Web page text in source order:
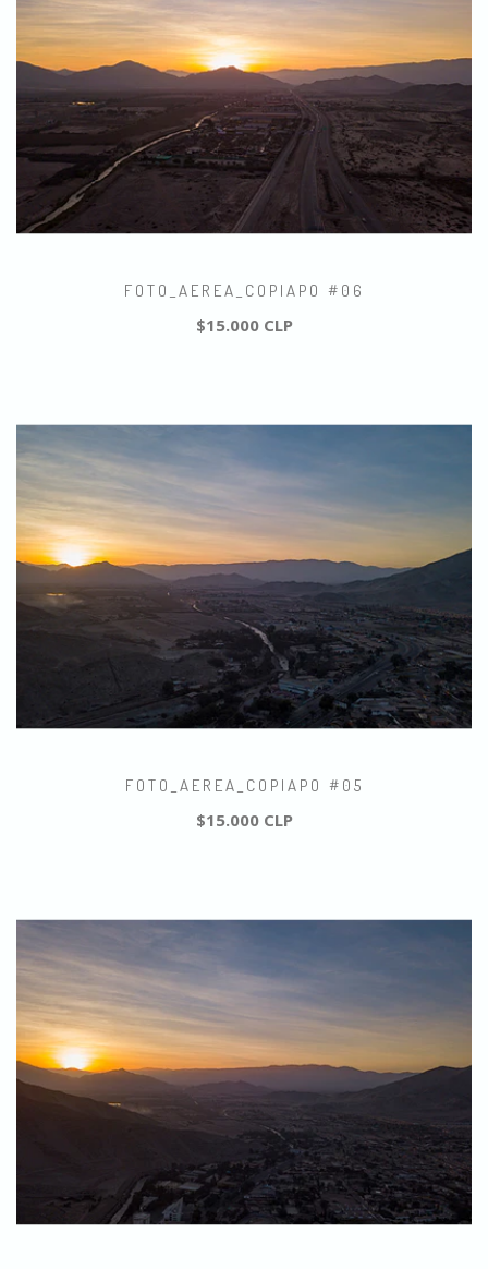
FOTO_AEREA_COPIAPO #06
$15.000 CLP
FOTO_AEREA_COPIAPO #05
$15.000 CLP